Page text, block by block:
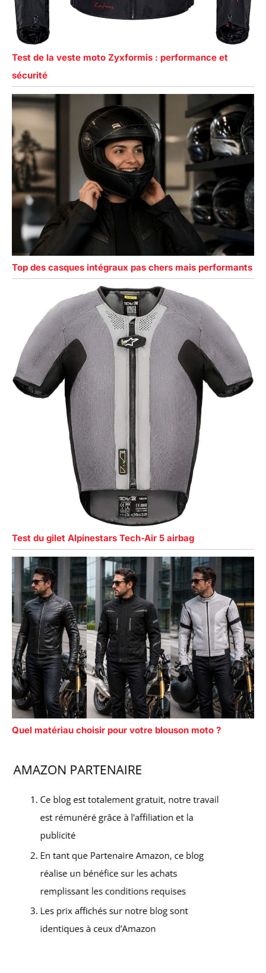
Test de la veste moto Zyxformis : performance et
sécurité
Top des casques intégraux pas chers mais performants
Test du gilet Alpinestars Tech-Air 5 airbag
Quel matériau choisir pour votre blouson moto ?